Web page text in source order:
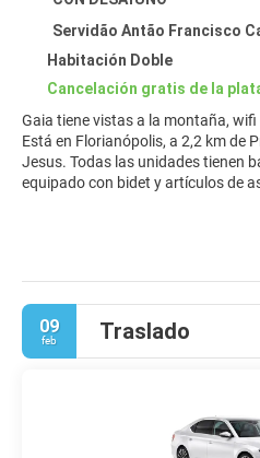
Servidão Antão Francisco
Habitación Doble
Cancelación gratis de la
Gaia tiene vistas a la montaña,
Está en Florianópolis, a 2,2 km de
Jesus. Todas las unidades tienen baño privado totalmente
equipado con bidet y artículos de aseo
Floripa está a 22 km del
Florianopolis está a 27 km. El
09
feb Traslado